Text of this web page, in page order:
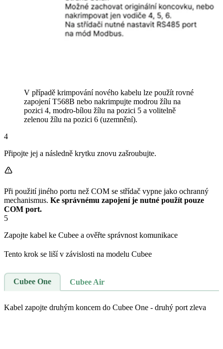
V případě krimpování nového kabelu lze použít rovné
zapojení T568B nebo nakrimpujte modrou žílu na
pozici 4, modro-bílou žílu na pozici 5 a volitelně
zelenou žílu na pozici 6 (uzemnění).
4
Připojte jej a následně krytku znovu zašroubujte.
Při použití jiného portu než COM se střídač vypne jako ochranný
mechanismus. Ke správnému zapojení je nutné použít pouze
COM port.
5
Zapojte kabel ke Cubee a ověřte správnost komunikace
Tento krok se liší v závislosti na modelu Cubee
Cubee One Cubee Air
Kabel zapojte druhým koncem do Cubee One - druhý port zleva